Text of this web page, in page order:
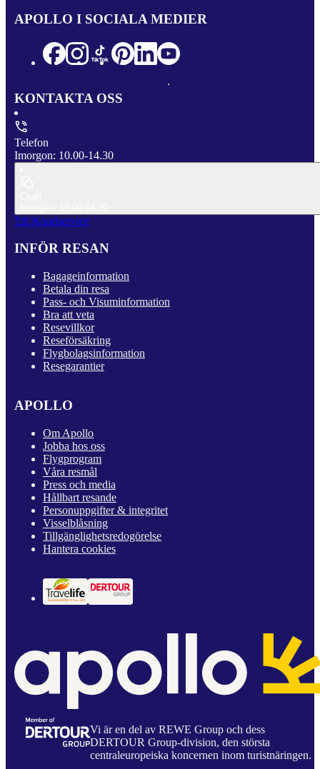
APOLLO I SOCIALA MEDIER
KONTAKTA OSS
Telefon
Imorgon: 10.00-14.30
Till Kundservice
INFÖR RESAN
Bagageinformation
Betala din resa
Pass- och Visuminformation
Bra att veta
Resevillkor
Reseförsäkring
Flygbolagsinformation
Resegarantier
APOLLO
Om Apollo
Jobba hos oss
Flygprogram
Våra resmål
Press och media
Hållbart resande
Personuppgifter & integritet
Visselblåsning
Tillgänglighetsredogörelse
Hantera cookies
Vi är en del av REWE Group och dess
DERTOUR Group-division, den största
centraleuropeiska koncernen inom turistnäringen.